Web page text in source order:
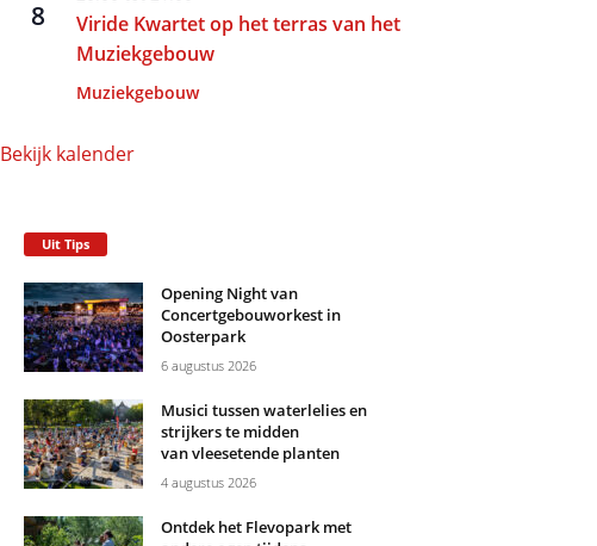
8
Viride Kwartet op het terras van het
Muziekgebouw
Muziekgebouw
Bekijk kalender
Uit Tips
Opening Night van
Concertgebouworkest in
Oosterpark
6 augustus 2026
Musici tussen waterlelies en
strijkers te midden
van vleesetende planten
4 augustus 2026
Ontdek het Flevopark met